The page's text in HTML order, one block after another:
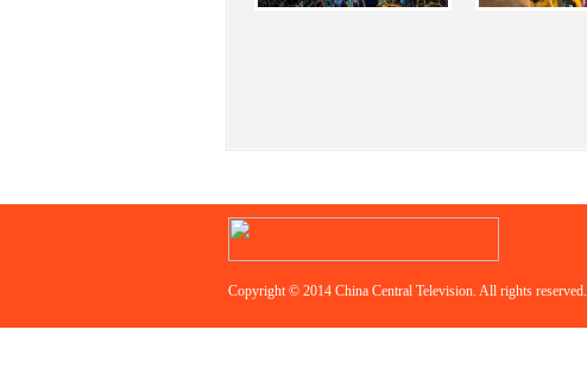
Copyright © 2014 China Central Television. All rights reserved.